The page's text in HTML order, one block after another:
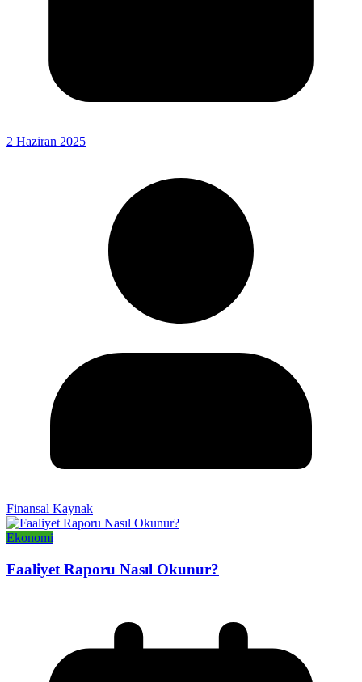
2 Haziran 2025
Finansal Kaynak
Ekonomi
Faaliyet Raporu Nasıl Okunur?